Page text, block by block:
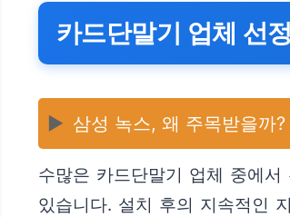
카드단말기 업체 선
▶️ 삼성 녹스, 왜 주목받을까
수많은 카드단말기 업체 중에
있습니다. 설치 후의 지속적인